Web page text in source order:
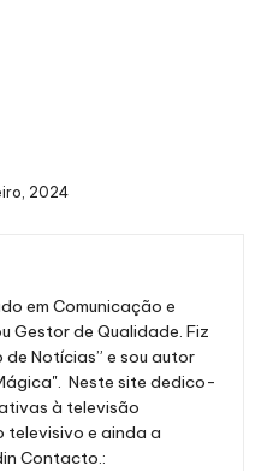
2024
em Comunicação e
Gestor de Qualidade. Fiz
de Notícias” e sou autor
Neste site dedico-
à televisão
televisivo e ainda a
Contacto.: